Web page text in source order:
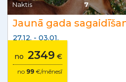
Naktis
7
Jaunā gada
27.12. - 03.01.
no 2349 €
no 99 €/mēnesī